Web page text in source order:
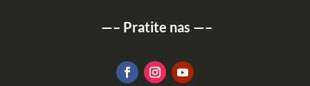
—– Pratite nas —–